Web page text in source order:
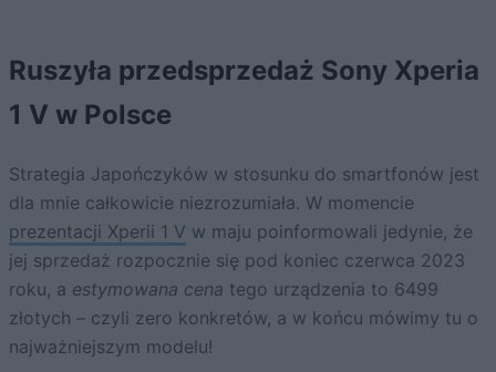
Ruszyła przedsprzedaż Sony Xperia
1 V w Polsce
Strategia Japończyków w stosunku do smartfonów jest
dla mnie całkowicie niezrozumiała. W momencie
prezentacji Xperii 1 V w maju poinformowali jedynie, że
jej sprzedaż rozpocznie się pod koniec czerwca 2023
roku, a estymowana cena tego urządzenia to 6499
złotych – czyli zero konkretów, a w końcu mówimy tu o
najważniejszym modelu!